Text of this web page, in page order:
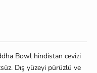
Bowl hindistan cevizi
Dış yüzeyi pürüzlü ve